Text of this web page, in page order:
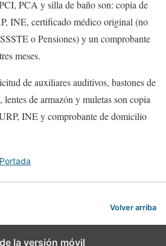
PCA y silla de baño son: copia de
INE, certificado médico original (no
o Pensiones) y un comprobante
meses.
de auxiliares auditivos, bastones de
lentes de armazón y muletas son copia
INE y comprobante de domicilio
Portada
Volver arriba
la versión móvil